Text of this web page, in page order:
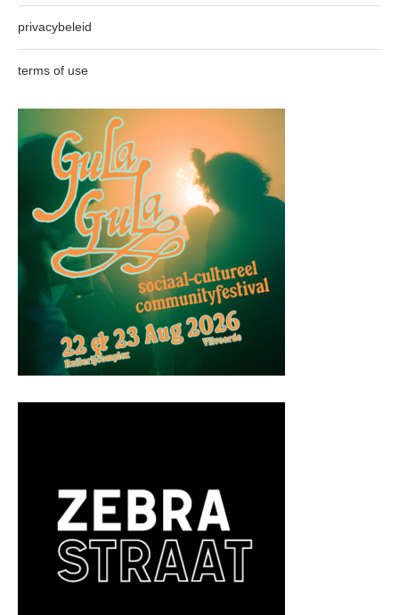
privacybeleid
terms of use